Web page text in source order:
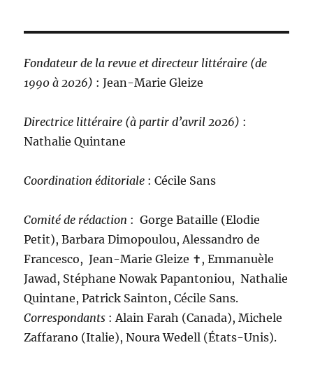
Fondateur de la revue et directeur littéraire (de
1990 à 2026) : Jean-Marie Gleize
Directrice littéraire (à partir d’avril 2026) :
Nathalie Quintane
Coordination éditoriale : Cécile Sans
Comité de rédaction : Gorge Bataille (Elodie
Petit), Barbara Dimopoulou, Alessandro de
Francesco, Jean-Marie Gleize ‪✝︎, Emmanuèle
Jawad, Stéphane Nowak Papantoniou, Nathalie
Quintane, Patrick Sainton, Cécile Sans.
Correspondants : Alain Farah (Canada), Michele
Zaffarano (Italie), Noura Wedell (États-Unis).